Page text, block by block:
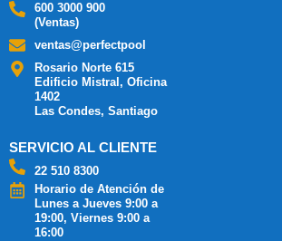
600 3000 900
(Ventas)
ventas@perfectpool
Rosario Norte 615
Edificio Mistral, Oficina
1402
Las Condes, Santiago
SERVICIO AL CLIENTE
22 510 8300
Horario de Atención de
Lunes a Jueves 9:00 a
19:00, Viernes 9:00 a
16:00